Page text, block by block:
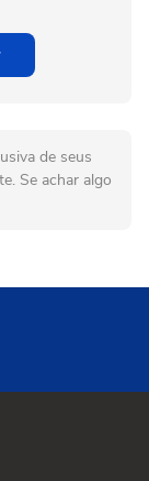
de seus
Se achar algo